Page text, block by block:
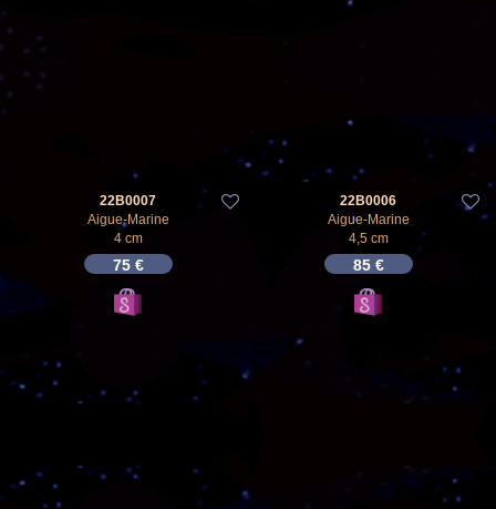
22B0007
Aigue-Marine
4 cm
75 €
22B0006
Aigue-Marine
4,5 cm
85 €